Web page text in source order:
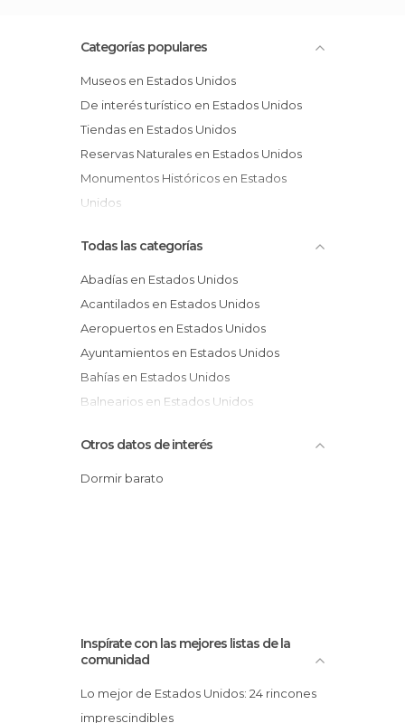
Categorías populares
Museos en Estados Unidos
De interés turístico en Estados Unidos
Tiendas en Estados Unidos
Reservas Naturales en Estados Unidos
Monumentos Históricos en Estados
Unidos
Todas las categorías
Abadías en Estados Unidos
Acantilados en Estados Unidos
Aeropuertos en Estados Unidos
Ayuntamientos en Estados Unidos
Bahías en Estados Unidos
Balnearios en Estados Unidos
Barrios en Estados Unidos
Bodegas en Estados Unidos
Cañones en Estados Unidos
Carril bici en Estados Unidos
Casinos en Estados Unidos
Otros datos de interés
Dormir barato
Inspírate con las mejores listas de la
comunidad
Lo mejor de Estados Unidos: 24 rincones
imprescindibles